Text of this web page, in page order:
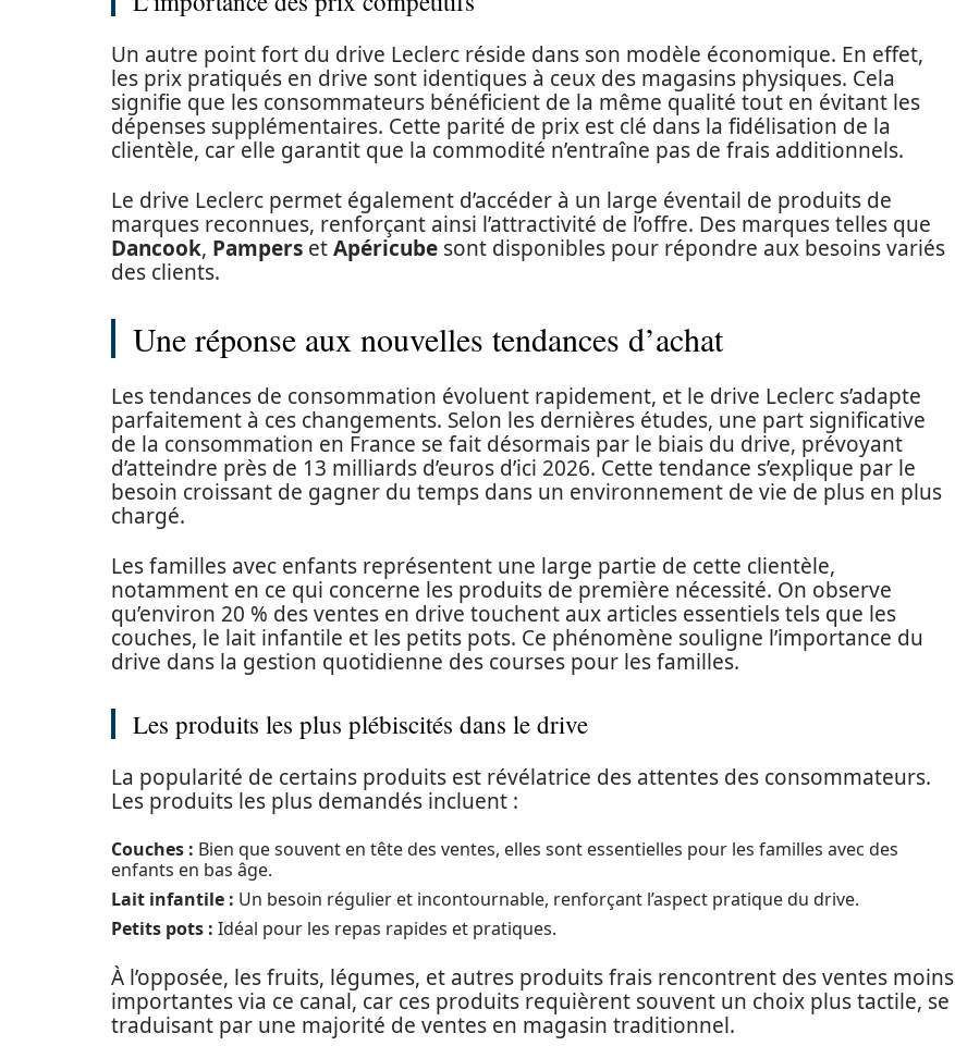
Un autre point fort du drive Leclerc réside dans son modèle économique. En effet,
les prix pratiqués en drive sont identiques à ceux des magasins physiques. Cela
signifie que les consommateurs bénéficient de la même qualité tout en évitant les
dépenses supplémentaires. Cette parité de prix est clé dans la fidélisation de la
clientèle, car elle garantit que la commodité n’entraîne pas de frais additionnels.
Le drive Leclerc permet également d’accéder à un large éventail de produits de
marques reconnues, renforçant ainsi l’attractivité de l’offre. Des marques telles que
Dancook, Pampers etApéricube sont disponibles pour répondre aux besoins variés
des clients.
Une réponse aux nouvelles tendances d’achat
Les tendances de consommation évoluent rapidement, et le drive Leclerc s’adapte
parfaitement à ces changements. Selon les dernières études, une part significative
de la consommation en France se fait désormais par le biais du drive, prévoyant
d’atteindre près de 13 milliards d’euros d’ici 2026. Cette tendance s’explique par le
besoin croissant de gagner du temps dans un environnement de vie de plus en plus
chargé.
Les familles avec enfants représentent une large partie de cette clientèle,
notamment en ce qui concerne les produits de première nécessité. On observe
qu’environ 20 % des ventes en drive touchent aux articles essentiels tels que les
couches, le lait infantile et les petits pots. Ce phénomène souligne l’importance du
drive dans la gestion quotidienne des courses pour les familles.
Les produits les plus plébiscités dans le drive
La popularité de certains produits est révélatrice des attentes des consommateurs.
Les produits les plus demandés incluent :
Couches : Bien que souvent en tête des ventes, elles sont essentielles pour les familles avec des
enfants en bas âge.
Lait infantile : Un besoin régulier et incontournable, renforçant l’aspect pratique du drive.
Petits pots : Idéal pour les repas rapides et pratiques.
À l’opposée, les fruits, légumes, et autres produits frais rencontrent des ventes moins
importantes via ce canal, car ces produits requièrent souvent un choix plus tactile, se
traduisant par une majorité de ventes en magasin traditionnel.